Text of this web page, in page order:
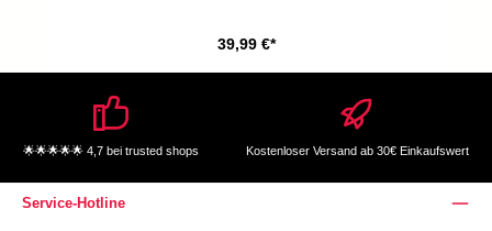
39,99 €*
🌟🌟🌟🌟🌟 4,7 bei trusted shops Kostenloser Versand ab 30€ Einkaufswert
Service-Hotline